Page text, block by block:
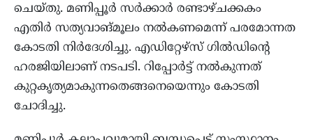
ചെയ്തു. മണിപ്പൂര്‍ സര്‍ക്കാര്‍ രണ്ടാഴ്ചക്കകം
എതിര്‍ സത്യവാങ്മൂലം നല്‍കണമെന്ന് പരമോന്നത
കോടതി നിര്‍ദേശിച്ചു. എഡിറ്റേഴ്സ് ഗില്‍ഡിന്റെ
ഹരജിയിലാണ് നടപടി. റിപ്പോർട്ട് നൽകുന്നത്
കുറ്റകൃത്യമാകുന്നതെങ്ങനെയെന്നും കോടതി
ചോദിച്ചു.